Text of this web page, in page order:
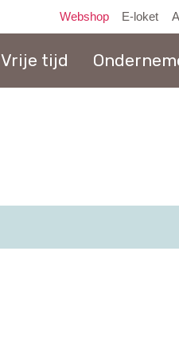
Webshop E-loket
Vrije tijd